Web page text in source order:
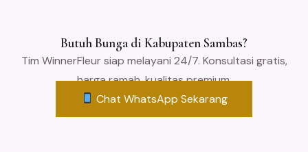
Butuh Bunga di Kabupaten Sambas?
Tim WinnerFleur siap melayani 24/7. Konsultasi gratis,
harga ramah, kualitas premium.
Chat WhatsApp Sekarang